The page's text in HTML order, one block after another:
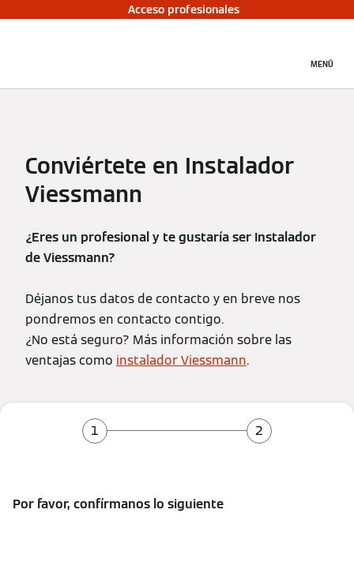
Acceso profesionales
MENÚ
Conviértete en Instalador
Viessmann
¿Eres un profesional y te gustaría ser Instalador
de Viessmann?
Déjanos tus datos de contacto y en breve nos
pondremos en contacto contigo.
¿No está seguro? Más información sobre las
ventajas como instalador Viessmann.
Por favor, confírmanos lo siguiente